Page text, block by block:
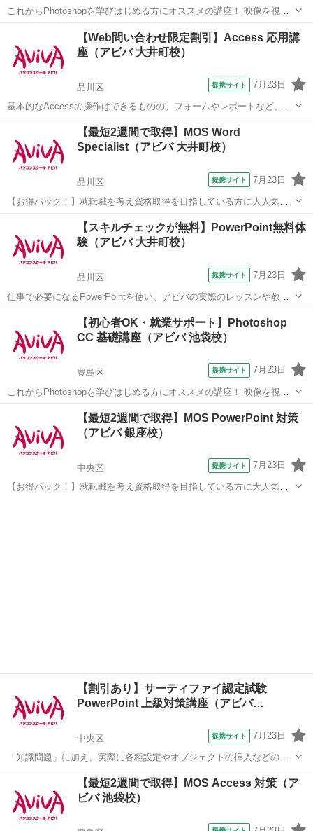
これからPhotoshopを学びはじめる方にオススメの講座！ 映像を視聴
しながら操作を行い、操作の基本からPhotohopの醍醐味である画像合
成や画像加工のスキルまで学習していきます。 実際の制作時に活かし
やすいよう、「何...
Photoshop
【Web問い合わせ限定割引】Access 応用講
座（アビバ 大井町校）
品川区 提携サイト 7月23日
基本的なAccessの操作はできるものの、フォームやレポートなど、よ
り高度なデータベース作成を学びたい方にオススメの講座です。 ■学
レポート・マクロ・リレー...
アクセス
【最短2週間で取得】MOS Word
Specialist（アビバ 大井町校）
品川区 提携サイト 7月23日
【お得パック！】就転職を考え資格取得を目指している方に大人気の
MOS Wordを短期集中で目指す検定対策の講座です。新規お問い合わ
せ頂いた方限定でリーズナブルな受講料で学べる人気講座です！
ワード
【スキルチェックが無料】PowerPoint無料体
験（アビバ 大井町校）
品川区 提携サイト 7月23日
仕事で必要になるPowerPointを使い、アビバの実際のレッスンや教室
の雰囲気を無料で体験♪ 説得力のある、わかりやすく見せるための
「表」や「グラフ」、複数のデータをまとめて見せる「複合グラフ」
など、あなたに合ったメニュー...
パワーポイント
【初心者OK・就業サポート】Photoshop
CC 基礎講座（アビバ 池袋校）
豊島区 提携サイト 7月23日
これからPhotoshopを学びはじめる方にオススメの講座！ 映像を視聴
しながら操作を行い、操作の基本からPhotohopの醍醐味である画像合
成や画像加工のスキルまで学習していきます。 実際の制作時に活かし
やすいよう、「何...
Photoshop
【最短2週間で取得】MOS PowerPoint 対策
（アビバ 銀座校）
中央区 提携サイト 7月23日
【お得パック！】就転職を考え資格取得を目指している方に大人気の
【割引あり】サーティファイ認定試験
PowerPoint 上級対策講座（アビバ…
中央区 提携サイト 7月23日
「知識問題」に加え、実際に各種設定やオブジェクトの挿入などの機
能を駆使したプレゼンテーションを作成する「実技問題」を解くこと
で、実践的な能力を証明できる資格制度の、上級対策講座です。
パワーポイント
【最短2週間で取得】MOS Access 対策（ア
ビバ 池袋校）